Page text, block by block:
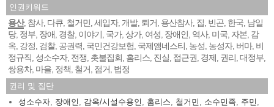
인권키워드
용산, 참사, 다큐 철거민 세입자, 개발, 퇴거 용산참사, 집 빈곤 한국 남일
당, 정부 장애 경찰, 이야기 국가, 상가, 여성 장애인 역사, 미국 자본 감
옥 강정 검찰, 공권력 국민건강보험 국제앰네스티 농성 농성자, 버마, 비
정규직 성소수자, 전쟁 촛불집회 홈리스 진실 접근권 경제 권리 대정부
쌍용차, 마을 정책 철거 점거 법정
권리 및 집단
성소수자 장애인 감옥/시설수용인 홈리스 철거민 소수민족 주민